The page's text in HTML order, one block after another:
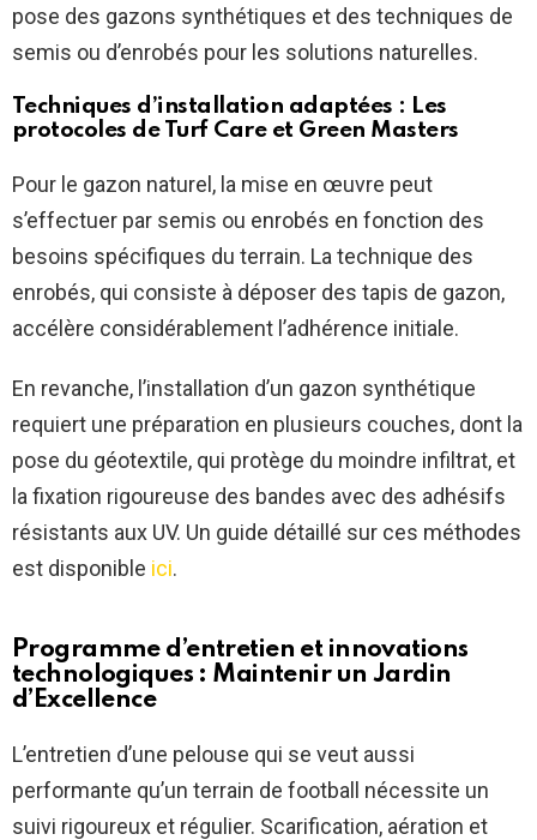
pose des gazons synthétiques et des techniques de
semis ou d’enrobés pour les solutions naturelles.
Techniques d’installation adaptées : Les
protocoles de Turf Careet Green Masters
Pour le gazon naturel, la mise en œuvre peut
s’effectuer par semis ou enrobés en fonction des
besoins spécifiques du terrain. La technique des
enrobés, qui consiste à déposer des tapis de gazon,
accélère considérablement l’adhérence initiale.
En revanche, l’installation d’un gazon synthétique
requiert une préparation en plusieurs couches, dont la
pose du géotextile, qui protège du moindre infiltrat, et
la fixation rigoureuse des bandes avec des adhésifs
résistants aux UV. Un guide détaillé sur ces méthodes
est disponible ici.
Programme d’entretien et innovations
technologiques : Maintenir un Jardin
d’Excellence
L’entretien d’une pelouse qui se veut aussi
performante qu’un terrain de football nécessite un
suivi rigoureux et régulier. Scarification, aération et